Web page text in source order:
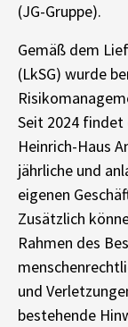
(JG-Gruppe).
Gemäß dem
(LkSG) wurde
Seit 2024 findet
Heinrich-Haus
jährliche und
eigenen
Zusätzlich
Rahmen des
und
bestehende